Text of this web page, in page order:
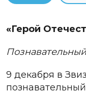
«Герой
9 декабря в
познавательный